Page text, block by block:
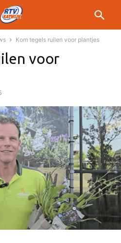
Kom tegels ruilen voor plantjes
voor